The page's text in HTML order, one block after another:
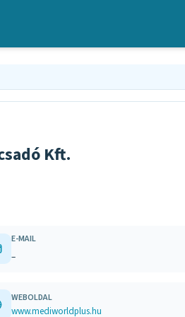
Kft.
E-MAIL
–
WEBOLDAL
www.mediworldplus.hu